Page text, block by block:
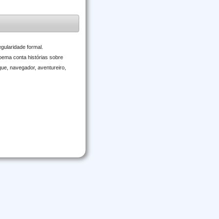
formal.
conta histórias sobre
navegador, aventureiro,